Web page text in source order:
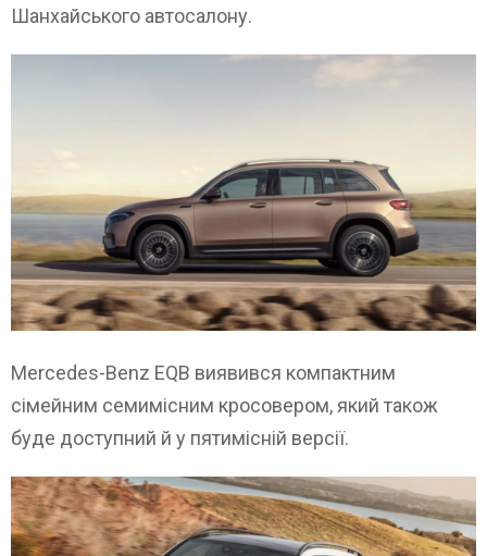
Шанхайського автосалону.
Mercedes-Benz EQB виявився компактним
сімейним семимісним кросовером, який також
буде доступний й у пятимісній версії.